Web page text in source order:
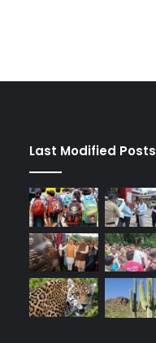
Last Modified Posts